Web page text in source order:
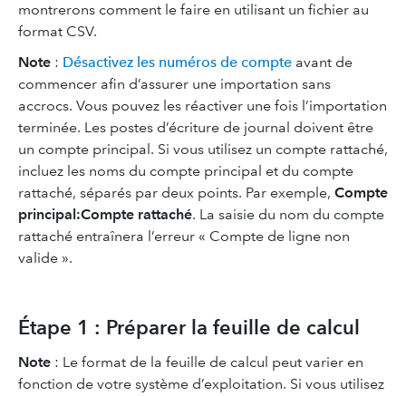
montrerons comment le faire en utilisant un fichier au
format CSV.
Note : Désactivez les numéros de compte avant de
commencer afin d’assurer une importation sans
accrocs. Vous pouvez les réactiver une fois l’importation
terminée. Les postes d’écriture de journal doivent être
un compte principal. Si vous utilisez un compte rattaché,
incluez les noms du compte principal et du compte
rattaché, séparés par deux points. Par exemple, Compte
principal:Compte rattaché. La saisie du nom du compte
rattaché entraînera l’erreur « Compte de ligne non
valide ».
Étape 1 : Préparer la feuille de calcul
Note : Le format de la feuille de calcul peut varier en
fonction de votre système d’exploitation. Si vous utilisez